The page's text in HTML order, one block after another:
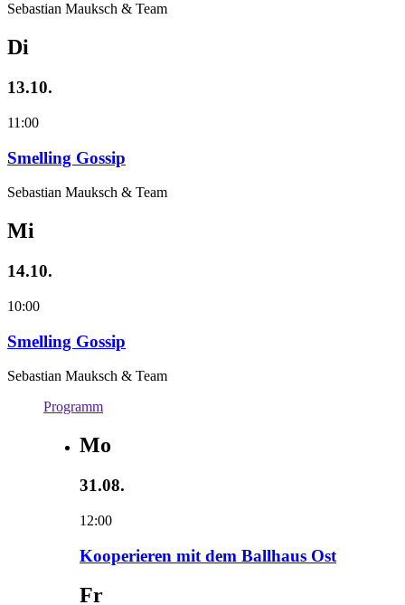
Sebastian Mauksch & Team
Di
13.10.
11:00
Smelling Gossip
Sebastian Mauksch & Team
Mi
14.10.
10:00
Smelling Gossip
Sebastian Mauksch & Team
Programm
Mo
31.08.
12:00
Kooperieren mit dem Ballhaus Ost
Fr